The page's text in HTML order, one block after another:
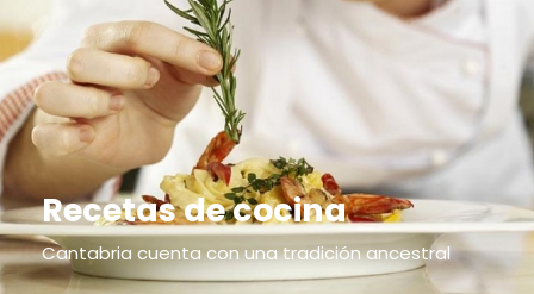
Recetas de cocina
Cantabria cuenta con una tradición ancestral